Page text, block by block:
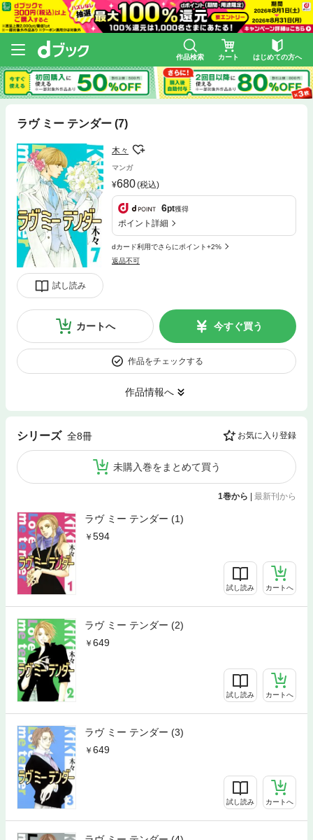
作品検索 カート はじめての方へ
ラヴ ミー テンダー (7)
試し読み
木々
マンガ
680(税込)
6pt獲得
ポイント詳細
dカード利用でさらにポイント+2%
返品不可
カートへ 今すぐ買う
作品をチェックする
作品情報へ
シリーズ 全8冊 お気に入り登録
未購入巻をまとめて買う
1巻から | 最新刊から
ラヴ ミー テンダー (1)
594
試し読み カートへ
ラヴ ミー テンダー (2)
649
試し読み カートへ
ラヴ ミー テンダー (3)
649
試し読み カートへ